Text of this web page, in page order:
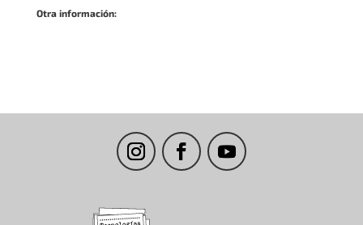
Otra información: